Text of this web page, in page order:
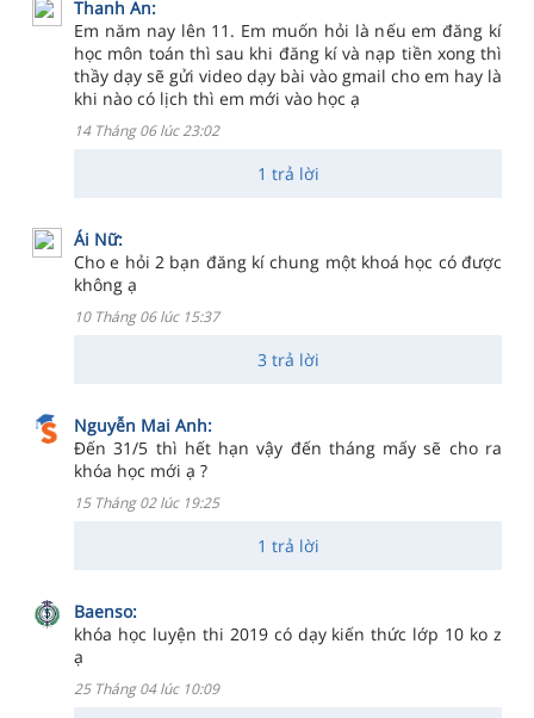
Thanh An:
Em năm nay lên 11. Em muốn hỏi là nếu em đăng kí
học môn toán thì sau khi đăng kí và nạp tiền xong thì
thầy dạy sẽ gửi video dạy bài vào gmail cho em hay là
khi nào có lịch thì em mới vào học ạ
14 Tháng 06 lúc 23:02
1 trả lời
Ái Nữ:
Cho e hỏi 2 bạn đăng kí chung một khoá học có được
không ạ
10 Tháng 06 lúc 15:37
3 trả lời
Nguyễn Mai Anh:
Đến 31/5 thì hết hạn vậy đến tháng mấy sẽ cho ra
khóa học mới ạ ?
15 Tháng 02 lúc 19:25
1 trả lời
Baenso:
khóa học luyện thi 2019 có dạy kiến thức lớp 10 ko z
ạ
25 Tháng 04 lúc 10:09